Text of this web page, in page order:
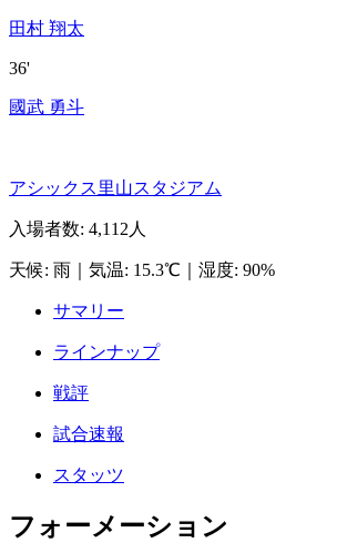
田村 翔太
36'
國武 勇斗
アシックス里山スタジアム
入場者数: 4,112人
天候: 雨 気温: 15.3℃ 湿度: 90%
サマリー
ラインナップ
戦評
試合速報
スタッツ
フォーメーション